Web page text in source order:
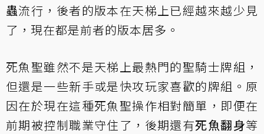
蟲流行，後者的版本在天梯上已經越來越少見
了，現在都是前者的版本居多。
死魚聖雖然不是天梯上最熱門的聖騎士牌組，
但還是一些新手或是快攻玩家喜歡的牌組。原
因在於現在這種死魚聖操作相對簡單，即便在
前期被控制職業守住了，後期還有死魚翻身等